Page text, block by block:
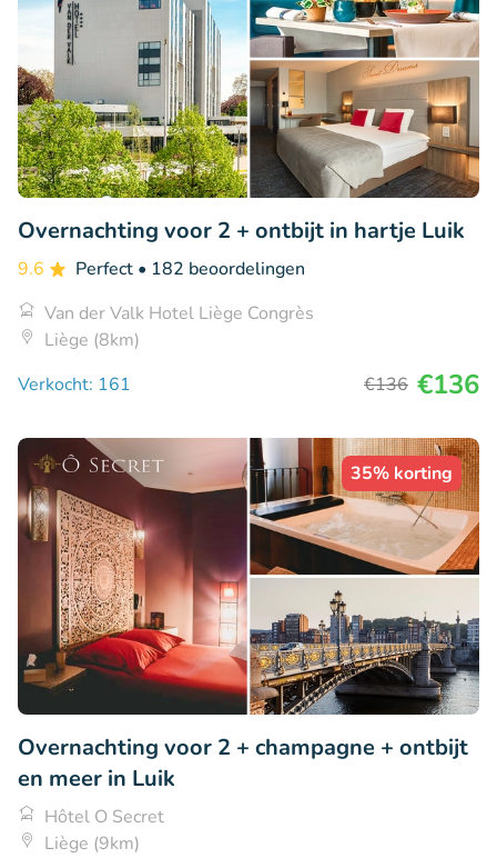
Overnachting voor 2 + ontbijt in hartje Luik
9.6 Perfect • 182 beoordelingen
Van der Valk Hotel Liège Congrès
Liège (8km)
Verkocht: 161
€136 €136
35% korting
Overnachting voor 2 + champagne + ontbijt
en meer in Luik
Hôtel O Secret
Liège (9km)